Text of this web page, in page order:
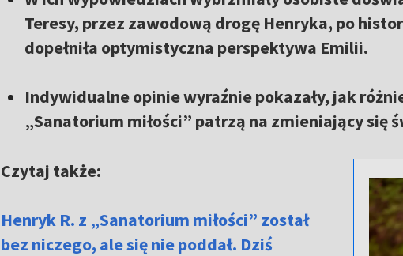
Teresy, przez zawodową drogę Henryka, po
dopełniła optymistyczna perspektywa Emilii.
Indywidualne opinie wyraźnie pokazały, jak
„Sanatorium miłości” patrzą na zmieniający się
Czytaj także:
Henryk R. z „Sanatorium miłości” został
bez niczego, ale się nie poddał. Dziś